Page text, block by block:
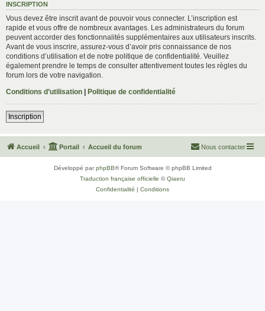
INSCRIPTION
Vous devez être inscrit avant de pouvoir vous connecter. L’inscription est
rapide et vous offre de nombreux avantages. Les administrateurs du forum
peuvent accorder des fonctionnalités supplémentaires aux utilisateurs inscrits.
Avant de vous inscrire, assurez-vous d’avoir pris connaissance de nos
conditions d’utilisation et de notre politique de confidentialité. Veuillez
également prendre le temps de consulter attentivement toutes les règles du
forum lors de votre navigation.
Conditions d’utilisation | Politique de confidentialité
Inscription
Accueil Portail Accueil du forum Nous contacter
Développé parphpBB® Forum Software © phpBB Limited
Traduction française officielle ©Qiaeru
Confidentialité | Conditions